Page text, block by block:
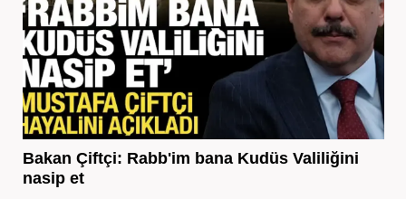
Bakan Çiftçi: Rabb'im bana Kudüs Valiliğini
nasip et